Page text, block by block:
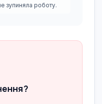
зупиняла роботу.